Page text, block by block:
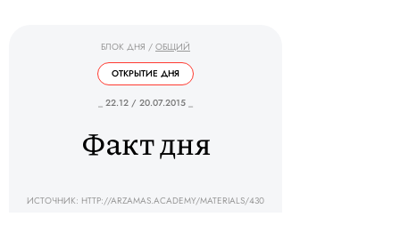
БЛОК ДНЯ / ОБЩИЙ
ОТКРЫТИЕ ДНЯ
_ 22.12 / 20.07.2015 _
Факт дня
ИСТОЧНИК: HTTP://ARZAMAS.ACADEMY/MATERIALS/430